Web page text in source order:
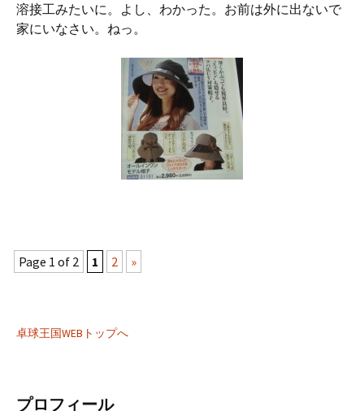
溶接工みたいに。よし、わかった。お前は外に出ないで
家にいなさい。ねっ。
Page 1 of 2 1 2 »
卓球王国WEBトップへ
プロフィール